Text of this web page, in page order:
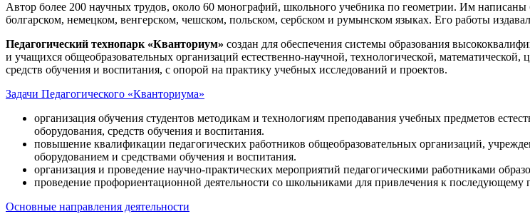
Автор более 200 научных трудов, около 60 монографий, школьного учебника по геометрии. Им написаны
болгарском, немецком, венгерском, чешском, польском, сербском и румынском языках. Его работы
Педагогический технопарк «Кванториум» создан для обеспечения системы образования
и учащихся общеобразовательных организаций естественно-научной, технологической,
средств обучения и воспитания, с опорой на практику учебных исследований и проектов.
Задачи Педагогического «Кванториума»
организация обучения студентов методикам и технологиям преподавания учебных предметов
оборудования, средств обучения и воспитания.
повышение квалификации педагогических работников общеобразовательных организаций,
оборудованием и средствами обучения и воспитания.
организация и проведение научно-практических мероприятий педагогическими работниками
проведение профориентационной деятельности со школьниками для привлечения к последующему
Основные направления деятельности